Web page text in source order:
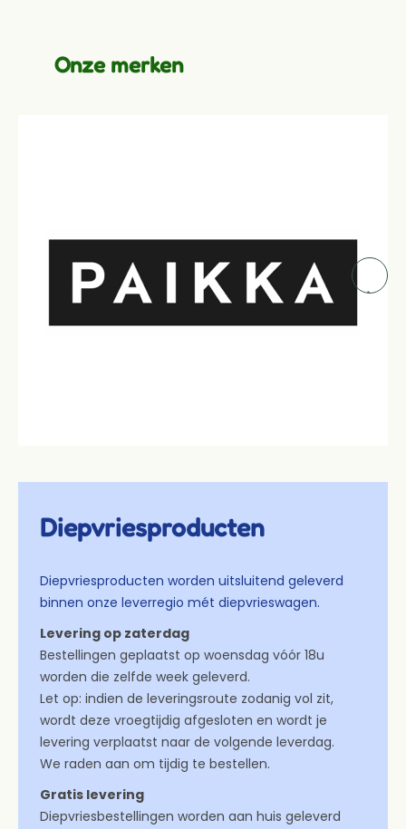
Onze merken
Diepvriesproducten
Diepvriesproducten worden uitsluitend geleverd
binnen onze leverregio mét diepvrieswagen.
Levering op zaterdag
Bestellingen geplaatst op woensdag vóór 18u
worden die zelfde week geleverd.
Let op: indien de leveringsroute zodanig vol zit,
wordt deze vroegtijdig afgesloten en wordt je
levering verplaatst naar de volgende leverdag.
We raden aan om tijdig te bestellen.
Gratis levering
Diepvriesbestellingen worden aan huis geleverd